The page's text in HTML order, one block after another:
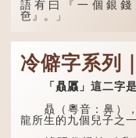
語有曰『一個銀錢
夿』。」
銀錢大夿夿」，就形容
數量之大了。「大夿
蚊」，就是說十萬元
大數目了。
不過，「夿」字
作「巴（bā）」，
「大夿夿」理應讀成
冷僻字系列
「贔屭」這二字是
贔（粵音：鼻），
龍所生的九個兒子